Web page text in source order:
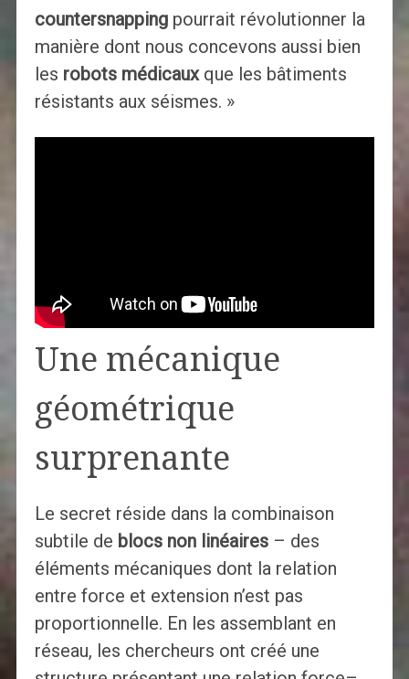
countersnappingpourrait révolutionner la
manière dont nous concevons aussi bien
les robots médicauxque les bâtiments
résistants aux séismes. »
Une mécanique
géométrique
surprenante
Le secret réside dans la combinaison
subtile de blocs non linéaires– des
éléments mécaniques dont la relation
entre force et extension n’est pas
proportionnelle. En les assemblant en
réseau, les chercheurs ont créé une